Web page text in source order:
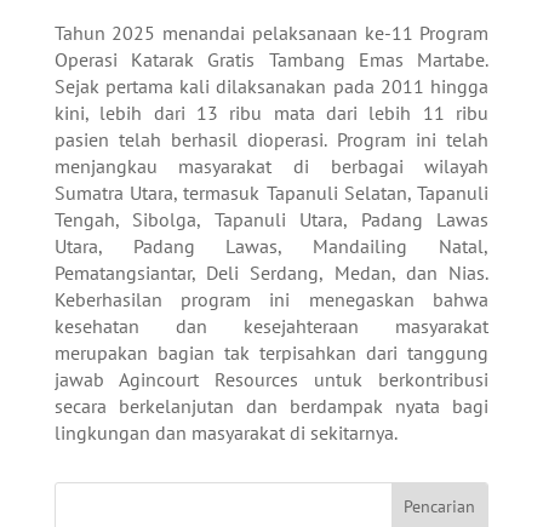
Tahun 2025 menandai pelaksanaan ke-11 Program
Operasi Katarak Gratis Tambang Emas Martabe.
Sejak pertama kali dilaksanakan pada 2011 hingga
kini, lebih dari 13 ribu mata dari lebih 11 ribu
pasien telah berhasil dioperasi. Program ini telah
menjangkau masyarakat di berbagai wilayah
Sumatra Utara, termasuk Tapanuli Selatan, Tapanuli
Tengah, Sibolga, Tapanuli Utara, Padang Lawas
Utara, Padang Lawas, Mandailing Natal,
Pematangsiantar, Deli Serdang, Medan, dan Nias.
Keberhasilan program ini menegaskan bahwa
kesehatan dan kesejahteraan masyarakat
merupakan bagian tak terpisahkan dari tanggung
jawab Agincourt Resources untuk berkontribusi
secara berkelanjutan dan berdampak nyata bagi
lingkungan dan masyarakat di sekitarnya.